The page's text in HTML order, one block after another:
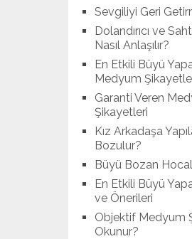
Sevgiliyi Geri
Dolandırıcı ve
Nasıl Anlaşılır?
En Etkili Büyü
Medyum
Garanti Veren
Şikayetleri
Kız Arkadaşa
Bozulur?
Büyü Bozan
En Etkili Büyü
ve Önerileri
Objektif Medyum
Okunur?